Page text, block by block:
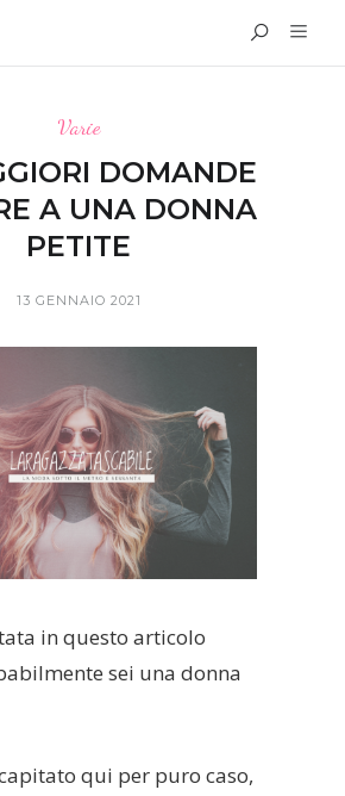
Varie
DOMANDE
A UNA DONNA
PETITE
13 GENNAIO 2021
in questo articolo
sei una donna
qui per puro caso,